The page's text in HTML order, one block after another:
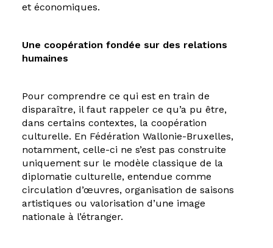
et économiques.
Une coopération fondée sur des relations
humaines
Pour comprendre ce qui est en train de
disparaître, il faut rappeler ce qu’a pu être,
dans certains contextes, la coopération
culturelle. En Fédération Wallonie-Bruxelles,
notamment, celle-ci ne s’est pas construite
uniquement sur le modèle classique de la
diplomatie culturelle, entendue comme
circulation d’œuvres, organisation de saisons
artistiques ou valorisation d’une image
nationale à l’étranger.